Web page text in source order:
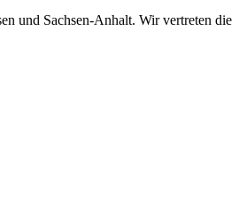
und Sachsen-Anhalt. Wir vertreten die